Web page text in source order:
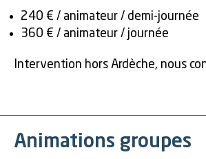
240 € / animateur / demi-journée
360 € / animateur / journée
Intervention hors Ardèche, nous
Animations groupes